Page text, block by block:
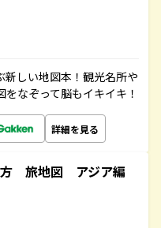
新しい地図本！観光名所や
なぞって脳もイキイキ！
詳細を見る
方 旅地図 アジア編